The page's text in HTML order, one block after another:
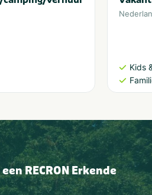
Kids
RECRON Erkende